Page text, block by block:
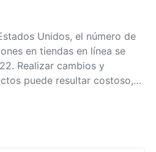
Unidos, el número de
en tiendas en línea se
Realizar cambios y
puede resultar costoso,…